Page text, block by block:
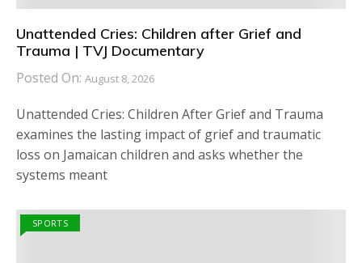
Unattended Cries: Children after Grief and
Trauma | TVJ Documentary
Posted On: August 8, 2026
Unattended Cries: Children After Grief and Trauma
examines the lasting impact of grief and traumatic
loss on Jamaican children and asks whether the
systems meant
SPORTS